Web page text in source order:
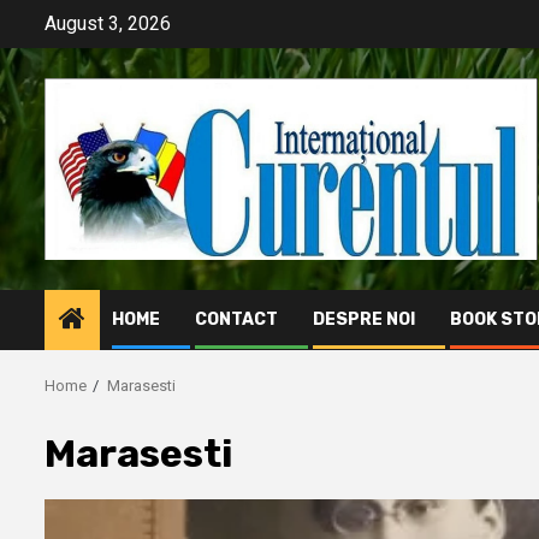
content
August 3, 2026
HOME CONTACT DESPRE NOI BOOK
Home Marasesti
Marasesti